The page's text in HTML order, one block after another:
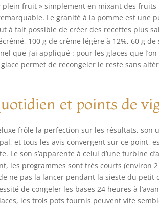
plein fruit » simplement en mixant des
Le granité à la pomme est une
à fait possible de créer des recettes plus
100 g de crème légère à 12%, 60 g
que j’ai appliqué : pour les glaces que
permet de recongeler le reste sans
et points de
frôle la perfection sur les résultats,
et tous les avis convergent sur ce point,
Le son s’apparente à celui d’une turbine
les programmes sont très courts (environ
ne pas la lancer pendant la sieste du petit
de congeler les bases 24 heures à
les trois pots fournis peuvent vite